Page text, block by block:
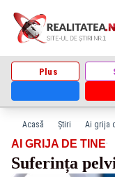
Plus
Acasă Știri Ai grija
AI GRIJA DE TINE·
Suferința